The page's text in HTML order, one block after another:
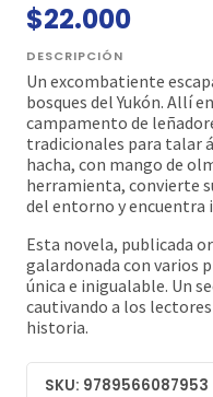
$22.000
DESCRIPCIÓN
Un excombatiente
bosques del Yukón. Allí
campamento de
tradicionales para talar
hacha, con mango de
herramienta, convierte
del entorno y encuentra
Esta novela, publicada
galardonada con varios
única e inigualable. Un
cautivando a los
historia.
SKU: 9789566087953